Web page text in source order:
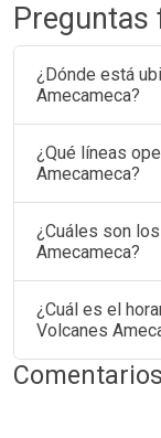
Preguntas
¿Dónde está
Amecameca?
¿Qué líneas
Amecameca?
¿Cuáles son
Amecameca?
¿Cuál es el
Volcanes
Comentarios